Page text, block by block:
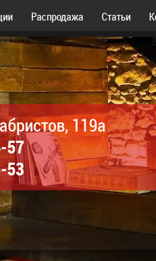
Распродажа Статьи
119а
57
53